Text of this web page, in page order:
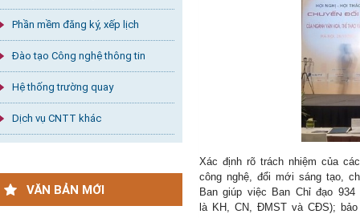
Phần mềm đăng ký, xếp lịch
Đào tạo Công nghệ thông tin
Hệ thống trường quay
Dịch vụ CNTT khác
VĂN BẢN MỚI
Xác định rõ trách nhiệm của
công nghệ, đổi mới sáng tạo,
Ban giúp việc Ban Chỉ đạo
là KH, CN, ĐMST và CĐS);